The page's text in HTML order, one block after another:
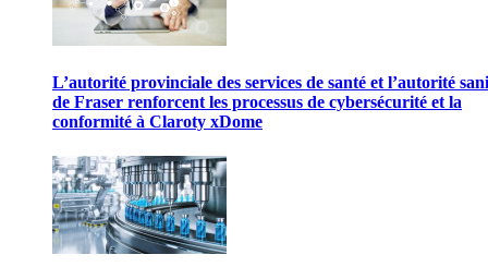
L’autorité provinciale des services de santé et l’autorité
de Fraser renforcent les processus de cybersécurité et la
conformité à Claroty xDome